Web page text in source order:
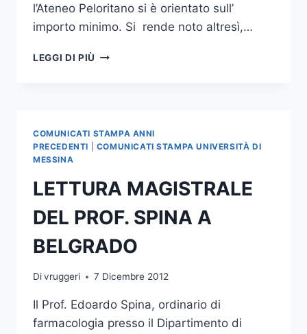
l’Ateneo Peloritano si è orientato sull’
importo minimo. Si rende noto altresì,…
LEGGI DI PIÙ TFA:
COMUNICATI STAMPA ANNI
PRECEDENTI
COMUNICATI STAMPA UNIVERSITÀ DI
MESSINA
LETTURA MAGISTRALE
DEL PROF. SPINA A
BELGRADO
Divruggeri 7 Dicembre 2012
Il Prof. Edoardo Spina, ordinario di
farmacologia presso il Dipartimento di